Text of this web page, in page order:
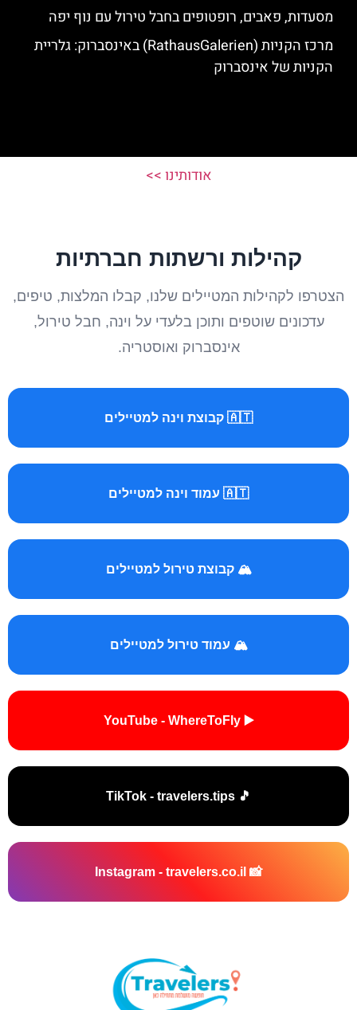
מסעדות, פאבים, רופטופים בחבל טירול עם נוף יפה
מרכז הקניות (RathausGalerien) באינסברוק: גלריית
הקניות של אינסברוק
אודותינו >>
קהילות ורשתות חברתיות
הצטרפו לקהילות המטיילים שלנו, קבלו המלצות, טיפים,
עדכונים שוטפים ותוכן בלעדי על וינה, חבל טירול,
אינסברוק ואוסטריה.
🇦🇹 קבוצת וינה למטיילים
🇦🇹 עמוד וינה למטיילים
🏔️ קבוצת טירול למטיילים
🏔️ עמוד טירול למטיילים
▶️ YouTube - WhereToFly
🎵 TikTok - travelers.tips
📸 Instagram - travelers.co.il